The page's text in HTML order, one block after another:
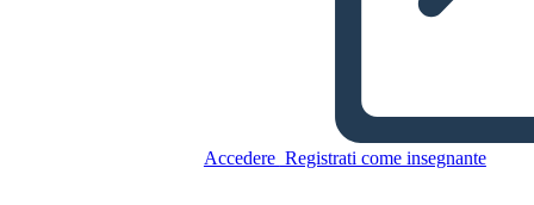
Accedere Registrati come insegnante
גיהנום - יצירת תופת משלך